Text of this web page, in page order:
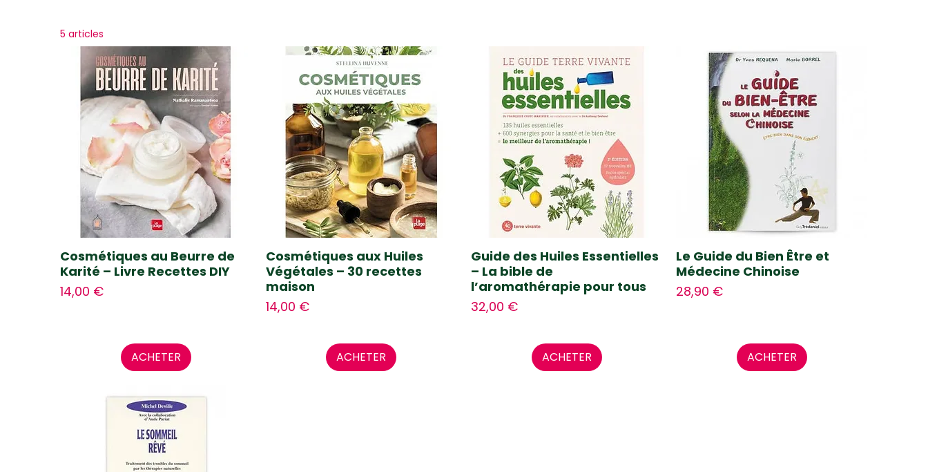
5 articles
Cosmétiques au Beurre de
Karité – Livre Recettes DIY
Prix
14,00 €
ACHETER
Cosmétiques aux Huiles
Végétales – 30 recettes
maison
Prix
14,00 €
ACHETER
Guide des Huiles Essentielles
– La bible de
l’aromathérapie pour tous
Prix
32,00 €
ACHETER
Le Guide du Bien Être et
Médecine Chinoise
Prix
28,90 €
ACHETER